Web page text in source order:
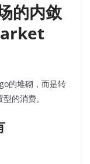
的内敛
的堆砌，而是转
的消费。